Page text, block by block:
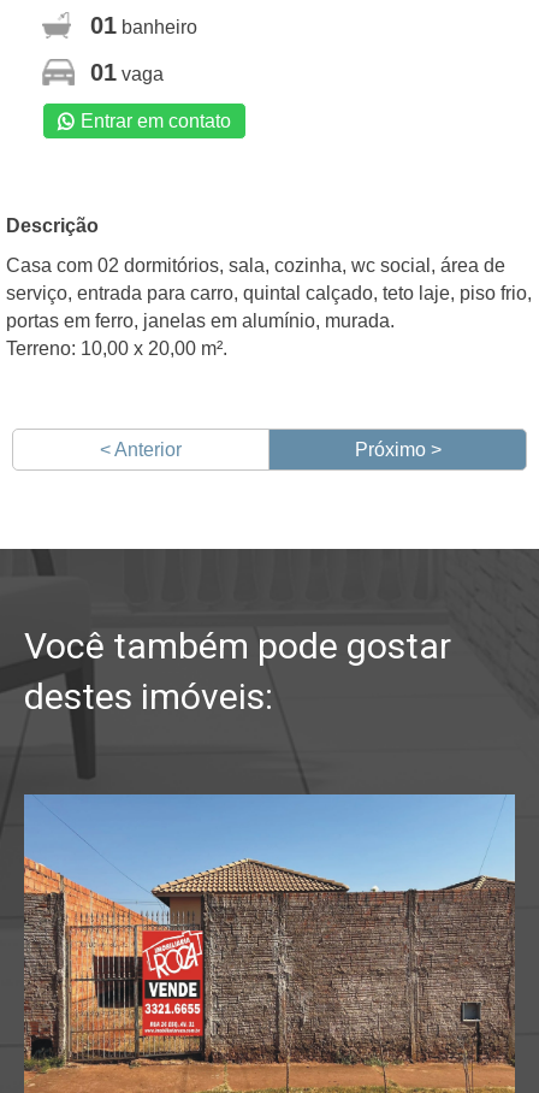
01 banheiro
01 vaga
Entrar em contato
Descrição
Casa com 02 dormitórios, sala, cozinha, wc social, área de
serviço, entrada para carro, quintal calçado, teto laje, piso frio,
portas em ferro, janelas em alumínio, murada.
Terreno: 10,00 x 20,00 m².
< Anterior Próximo >
Você também pode gostar
destes imóveis: